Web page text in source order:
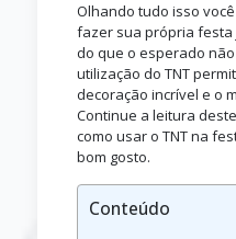
Olhando tudo isso
fazer sua própria festa
do que o esperado
utilização do TNT
decoração incrível e o
Continue a leitura
como usar o TNT na
bom gosto.
Conteúdo